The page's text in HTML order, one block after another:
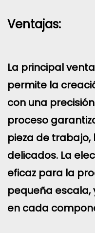
Ventajas:
La principal
permite la
con una
proceso
pieza de
delicados. La
eficaz para la
pequeña escala,
en cada